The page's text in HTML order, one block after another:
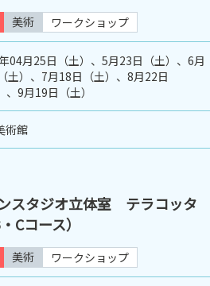
美術 ワークショップ
04月25日（土）、5月23日（土）、6月
土）、7月18日（土）、8月22日
、9月19日（土）
術館
スタジオ立体室 テラコッタ
Cコース）
美術 ワークショップ